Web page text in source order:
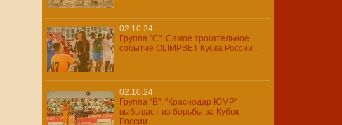
02.10.24
Группа "С". Самое трогательное
событие OLIMPBET Кубка России..
02.10.24
Группа "В". "Краснодар ЮМР"
выбывает из борьбы за Кубок
России..